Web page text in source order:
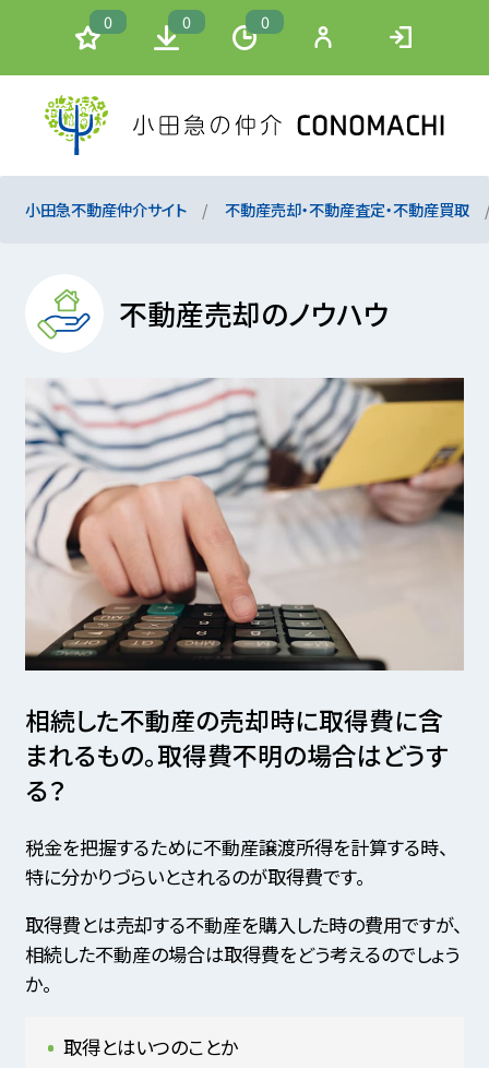
0 0 0
小田急不動産仲介サイト 不動産売却・不動産査定・不動産買取
不動産売却のノウハウ
相続した不動産の売却時に取得費に含
まれるもの。取得費不明の場合はどうす
る？
税金を把握するために不動産譲渡所得を計算する時、
特に分かりづらいとされるのが取得費です。
取得費とは売却する不動産を購入した時の費用ですが、
相続した不動産の場合は取得費をどう考えるのでしょう
か。
取得とはいつのことか